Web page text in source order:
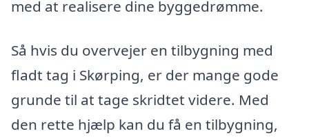
med at realisere dine byggedrømme.
Så hvis du overvejer en tilbygning med
fladt tag i Skørping, er der mange gode
grunde til at tage skridtet videre. Med
den rette hjælp kan du få en tilbygning,